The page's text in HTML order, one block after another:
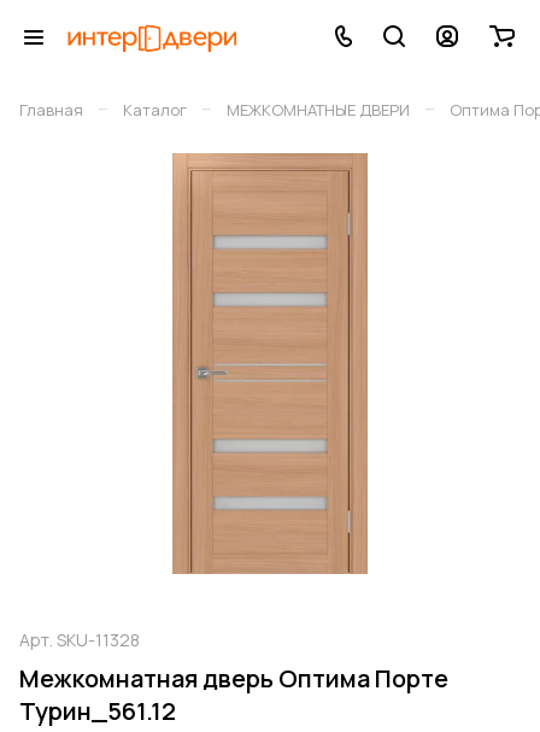
Главная – Каталог – МЕЖКОМНАТНЫЕ ДВЕРИ – Оптима
Арт. SKU-11328
Межкомнатная дверь Оптима Порте
Турин_561.12